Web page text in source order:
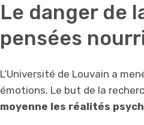
Le danger de
pensées
L’Université de Louvain a
émotions. Le but de la
moyenne les réalités